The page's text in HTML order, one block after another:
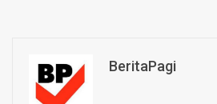
BeritaPagi